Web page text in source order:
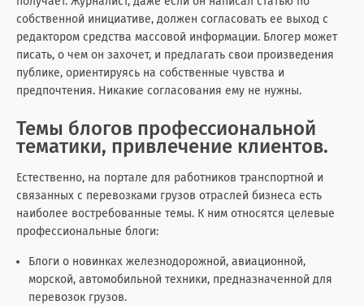
собственной инициативе, должен согласовать ее выход с
редактором средства массовой информации. Блогер может
писать, о чем он захочет, и предлагать свои произведения
публике, ориентируясь на собственные чувства и
предпочтения. Никакие согласования ему не нужны.
Темы блогов профессиональной
тематики, привлечение клиентов.
Естественно, на портале для работников транспортной и
связанных с перевозками грузов отраслей бизнеса есть
наиболее востребованные темы. К ним относятся целевые
профессиональные блоги:
Блоги о новинках железнодорожной, авиационной,
морской, автомобильной техники, предназначенной для
перевозок грузов.